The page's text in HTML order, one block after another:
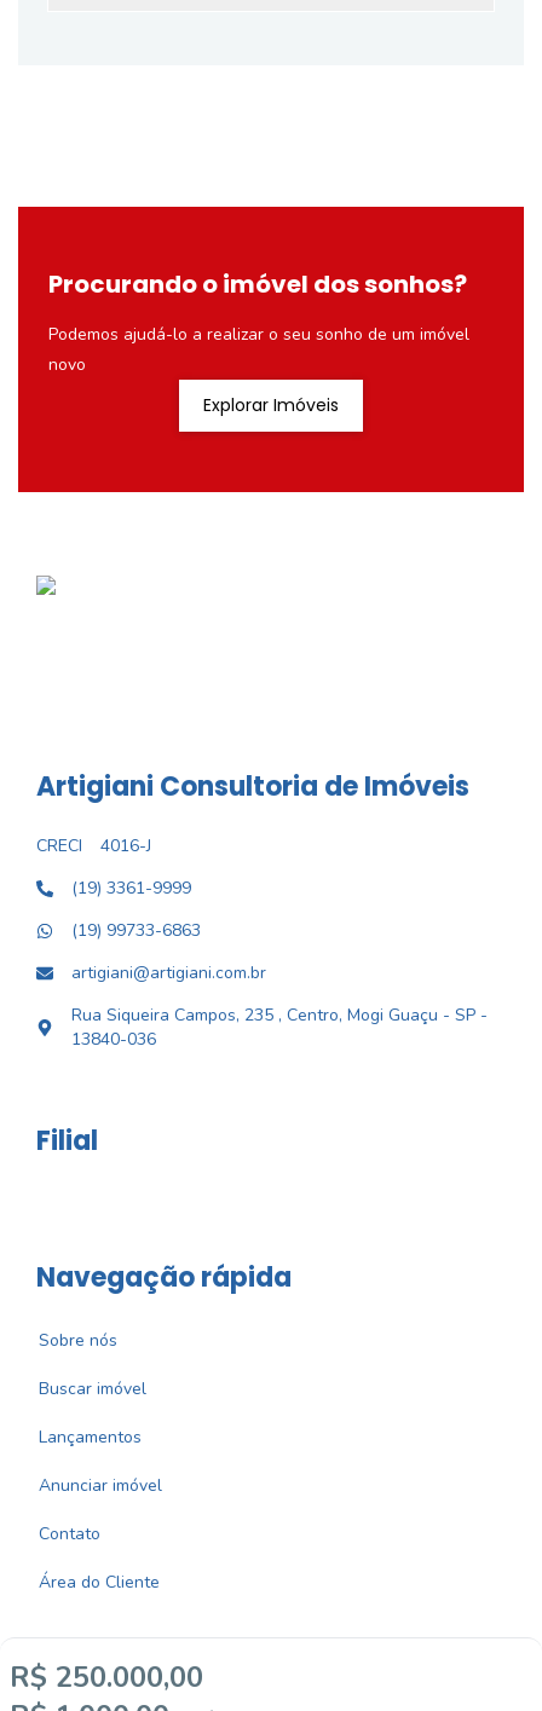
R$ 250.000,00
Procurando o imóvel dos sonhos?
Podemos ajudá-lo a realizar o seu sonho de um imóvel
novo
Explorar Imóveis
Artigiani Consultoria de Imóveis
CRECI
4016-J
(19) 3361-9999
(19) 99733-6863
artigiani@artigiani.com.br
Rua Siqueira Campos, 235 , Centro, Mogi Guaçu - SP -
13840-036
Filial
Navegação rápida
Sobre nós
Buscar imóvel
Lançamentos
Anunciar imóvel
Contato
Área do Cliente